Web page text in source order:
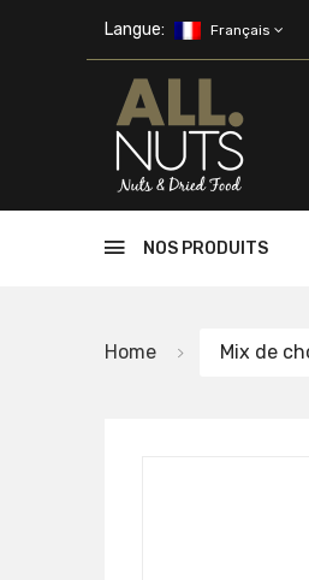
Langue: Français
NOS PRODUITS
Home Mix de